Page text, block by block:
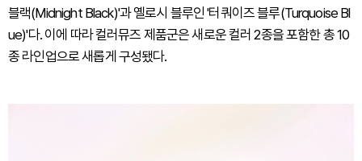
블랙(Midnight Black)'과 옐로시 블루인 '터쿼이즈 블루(Turquoise Bl
ue)'다. 이에 따라 컬러뮤즈 제품군은 새로운 컬러 2종을 포함한 총 10
종 라인업으로 새롭게 구성됐다.